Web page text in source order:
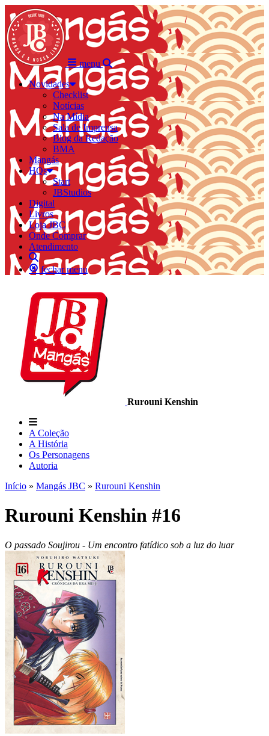
menu
Novidades
Checklist
Notícias
Na Mídia
Sala de Imprensa
Blog da Redação
BMA
Mangás
HQs
Start
JBStudios
Digital
Livros
Loja JBC
Onde Comprar
Atendimento
fechar menu
Rurouni Kenshin
A Coleção
A História
Os Personagens
Autoria
Início » Mangás JBC » Rurouni Kenshin
Rurouni Kenshin #16
O passado Soujirou - Um encontro fatídico sob a luz do luar